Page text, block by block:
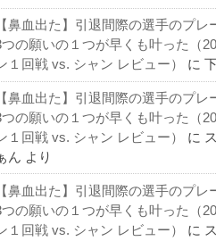
【鼻血出た】引退間際の選手のプレ
の願いの１つが早くも叶った（
１回戦 vs. シャン レビュー）
に
【鼻血出た】引退間際の選手のプレ
の願いの１つが早くも叶った（
１回戦 vs. シャン レビュー）
に
ん より
【鼻血出た】引退間際の選手のプレ
の願いの１つが早くも叶った（
１回戦 vs. シャン レビュー）
に